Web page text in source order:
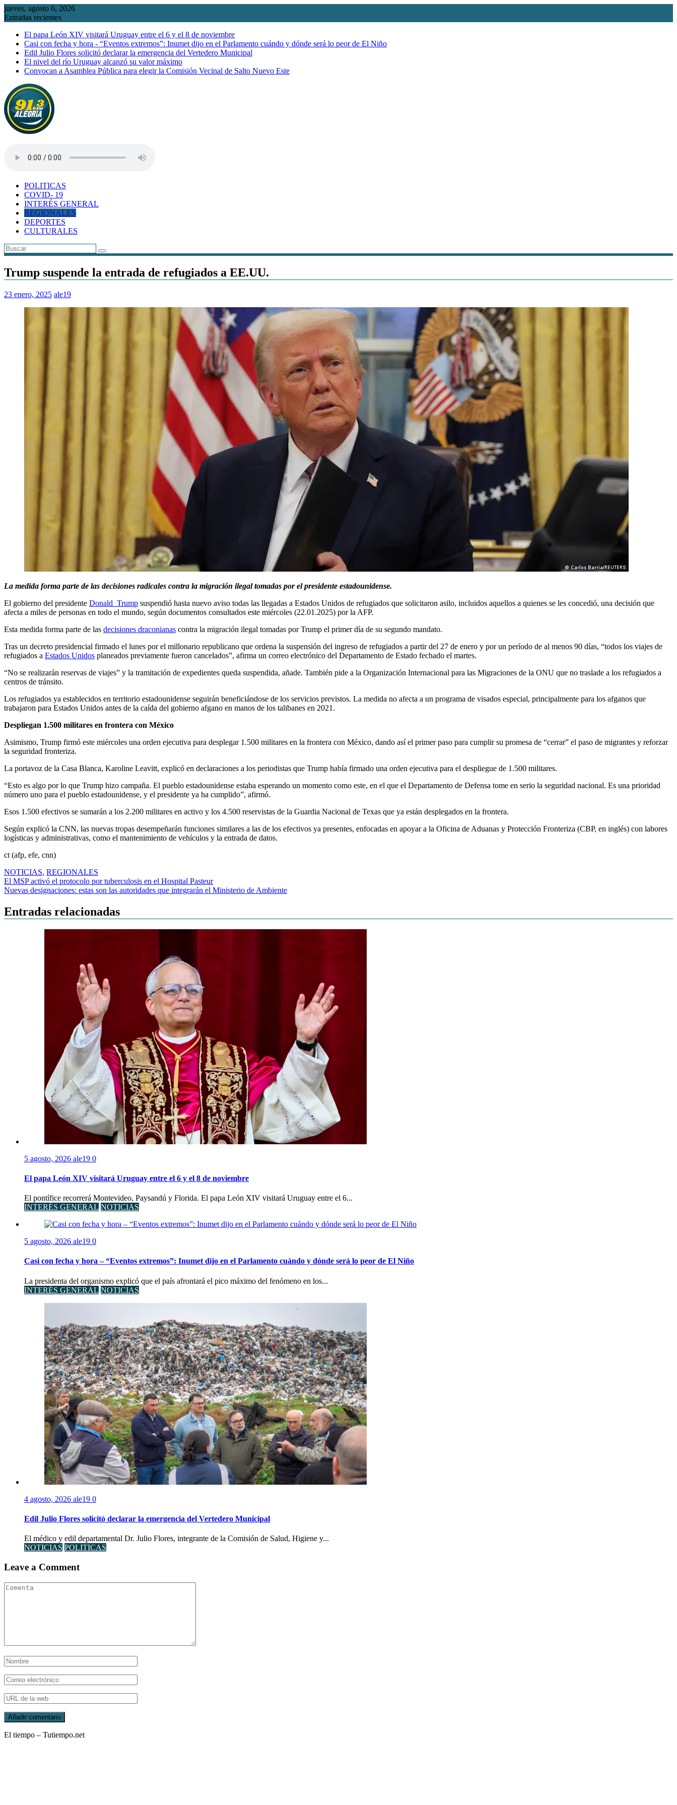
Saltar
al
jueves, agosto 6, 2026
Entradas recientes
El papa León XIV visitará Uruguay entre el 6 y el 8 de noviembre
Casi con fecha y hora - “Eventos extremos”: Inumet dijo en el Parlamento cuándo y dónde será lo peor de El Niño
Edil Julio Flores solicitó declarar la emergencia del Vertedero Municipal
El nivel del río Uruguay alcanzó su valor máximo
Convocan a Asamblea Pública para elegir la Comisión Vecinal de Salto Nuevo Este
POLITICAS
COVID- 19
INTERÉS GENERAL
REGIONALES
DEPORTES
CULTURALES
Trump suspende la entrada de refugiados a EE.UU.
23 enero, 2025 ale19
La medida forma parte de las decisiones radicales contra la migración ilegal tomadas por el presidente estadounidense.
El gobierno del presidente Donald Trump suspendió hasta nuevo aviso todas las llegadas a Estados Unidos de refugiados que solicitaron asilo, incluidos aquellos a quienes se les concedió, una decisión que
afecta a miles de personas en todo el mundo, según documentos consultados este miércoles (22.01.2025) por la AFP.
Esta medida forma parte de las decisiones draconianas contra la migración ilegal tomadas por Trump el primer día de su segundo mandato.
Tras un decreto presidencial firmado el lunes por el millonario republicano que ordena la suspensión del ingreso de refugiados a partir del 27 de enero y por un período de al menos 90 días, “todos los viajes de
refugiados a Estados Unidos planeados previamente fueron cancelados”, afirma un correo electrónico del Departamento de Estado fechado el martes.
“No se realizarán reservas de viajes” y la tramitación de expedientes queda suspendida, añade. También pide a la Organización Internacional para las Migraciones de la ONU que no traslade a los refugiados a
centros de tránsito.
Los refugiados ya establecidos en territorio estadounidense seguirán beneficiándose de los servicios previstos. La medida no afecta a un programa de visados especial, principalmente para los afganos que
trabajaron para Estados Unidos antes de la caída del gobierno afgano en manos de los talibanes en 2021.
Despliegan 1.500 militares en frontera con México
Asimismo, Trump firmó este miércoles una orden ejecutiva para desplegar 1.500 militares en la frontera con México, dando así el primer paso para cumplir su promesa de “cerrar” el paso de migrantes y reforzar
la seguridad fronteriza.
La portavoz de la Casa Blanca, Karoline Leavitt, explicó en declaraciones a los periodistas que Trump había firmado una orden ejecutiva para el despliegue de 1.500 militares.
“Esto es algo por lo que Trump hizo campaña. El pueblo estadounidense estaba esperando un momento como este, en el que el Departamento de Defensa tome en serio la seguridad nacional. Es una prioridad
número uno para el pueblo estadounidense, y el presidente ya ha cumplido”, afirmó.
Esos 1.500 efectivos se sumarán a los 2.200 militares en activo y los 4.500 reservistas de la Guardia Nacional de Texas que ya están desplegados en la frontera.
Según explicó la CNN, las nuevas tropas desempeñarán funciones similares a las de los efectivos ya presentes, enfocadas en apoyar a la Oficina de Aduanas y Protección Fronteriza (CBP, en inglés) con labores
logísticas y administrativas, como el mantenimiento de vehículos y la entrada de datos.
ct (afp, efe, cnn)
NOTICIAS, REGIONALES
Navegación
de
entradas
El MSP activó el protocolo por tuberculosis en el Hospital Pasteur
Nuevas designaciones: estas son las autoridades que integrarán el Ministerio de Ambiente
Entradas relacionadas
5 agosto, 2026 ale19 0
El papa León XIV visitará Uruguay entre el 6 y el 8 de noviembre
El pontífice recorrerá Montevideo, Paysandú y Florida. El papa León XIV visitará Uruguay entre el 6...
INTERÉS GENERAL NOTICIAS
5 agosto, 2026 ale19 0
Casi con fecha y hora – “Eventos extremos”: Inumet dijo en el Parlamento cuándo y dónde será lo peor de El Niño
La presidenta del organismo explicó que el país afrontará el pico máximo del fenómeno en los...
INTERÉS GENERAL NOTICIAS
4 agosto, 2026 ale19 0
Edil Julio Flores solicitó declarar la emergencia del Vertedero Municipal
El médico y edil departamental Dr. Julio Flores, integrante de la Comisión de Salud, Higiene y...
NOTICIAS POLITICAS
Leave a Comment
El tiempo – Tutiempo.net